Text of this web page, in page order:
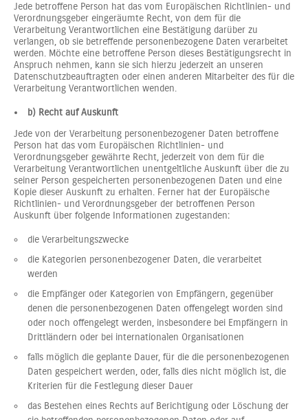
Jede betroffene Person hat das vom Europäischen Richtlinien- und
Verordnungsgeber eingeräumte Recht, von dem für die
Verarbeitung Verantwortlichen eine Bestätigung darüber zu
verlangen, ob sie betreffende personenbezogene Daten verarbeitet
werden. Möchte eine betroffene Person dieses Bestätigungsrecht in
Anspruch nehmen, kann sie sich hierzu jederzeit an unseren
Datenschutzbeauftragten oder einen anderen Mitarbeiter des für die
Verarbeitung Verantwortlichen wenden.
b) Recht auf Auskunft
Jede von der Verarbeitung personenbezogener Daten betroffene
Person hat das vom Europäischen Richtlinien- und
Verordnungsgeber gewährte Recht, jederzeit von dem für die
Verarbeitung Verantwortlichen unentgeltliche Auskunft über die zu
seiner Person gespeicherten personenbezogenen Daten und eine
Kopie dieser Auskunft zu erhalten. Ferner hat der Europäische
Richtlinien- und Verordnungsgeber der betroffenen Person
Auskunft über folgende Informationen zugestanden:
die Verarbeitungszwecke
die Kategorien personenbezogener Daten, die verarbeitet
werden
die Empfänger oder Kategorien von Empfängern, gegenüber
denen die personenbezogenen Daten offengelegt worden sind
oder noch offengelegt werden, insbesondere bei Empfängern in
Drittländern oder bei internationalen Organisationen
falls möglich die geplante Dauer, für die die personenbezogenen
Daten gespeichert werden, oder, falls dies nicht möglich ist, die
Kriterien für die Festlegung dieser Dauer
das Bestehen eines Rechts auf Berichtigung oder Löschung der